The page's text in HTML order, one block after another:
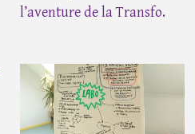
l’aventure de la Transfo.